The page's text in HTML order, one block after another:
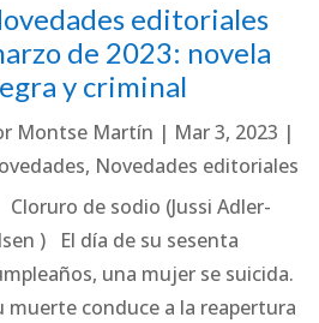
editoriales
de 2023: novela
y criminal
Montse Martín | Mar 3, 2023 |
, Novedades editoriales
de sodio (Jussi Adler-
) El día de su sesenta
una mujer se suicida.
muerte conduce a la reapertura